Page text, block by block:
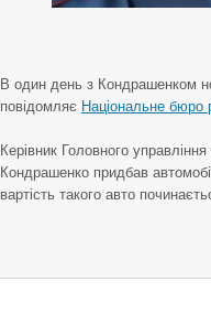
В один день з Кондрашенком
повідомляє Національне бюро
Керівник Головного управління
Кондрашенко придбав
вартість такого авто